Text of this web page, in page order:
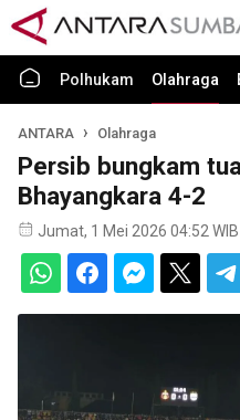
Polhukam Olahraga
ANTARA Olahraga
Persib bungkam
Bhayangkara 4-2
Jumat, 1 Mei 2026 04:52 WIB